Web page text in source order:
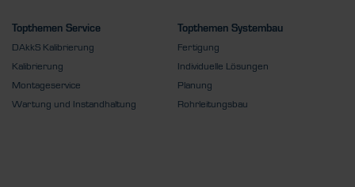
Topthemen Service
DAkkS Kalibrierung
Kalibrierung
Montageservice
Wartung und Instandhaltung
Topthemen Systembau
Fertigung
Individuelle Lösungen
Planung
Rohrleitungsbau